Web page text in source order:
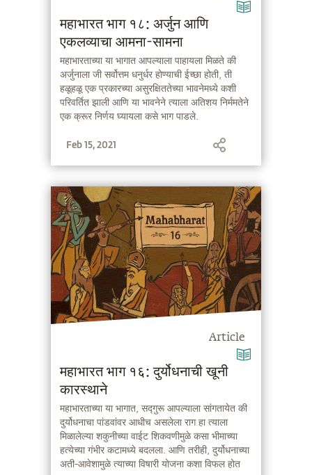
महाभारत भाग १८: अर्जुन आणि
एकलव्याचा आमना-सामना
महाभारताच्या या भागात आपल्याला पाहायला मिळते की
अर्जुनाला जी सर्वोत्तम धनुर्धर होण्याची ईच्छा होती, ती
हळूहळू एक प्रकारच्या असुरक्षिततेच्या भावनेमध्ये कशी
परिवर्तित झाली आणि या भावनेने त्याला अतिशय निर्ममतेने
एक क्रूर निर्णय घ्यायला कसे भाग पाडले.
Feb 15, 2021
Article
महाभारत भाग १६: दुर्योधनाची खूनी
कारस्थाने
महाभारताच्या या भागात, सद्गुरू आपल्याला सांगतायेत की
दुर्योधनाचा पांडवांवर आधीच असलेला राग हा त्याला
मिळालेल्या शकुनीच्या वाईट शिकवणीमुळे कसा भीमाच्या
हत्येच्या गंभीर कटामध्ये बदलला. आणि तरीही, दुर्योधनाच्या
अती-आवेशामुळे त्याच्या विषारी योजना कशा विफल होत